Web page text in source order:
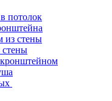
потолок
из стены